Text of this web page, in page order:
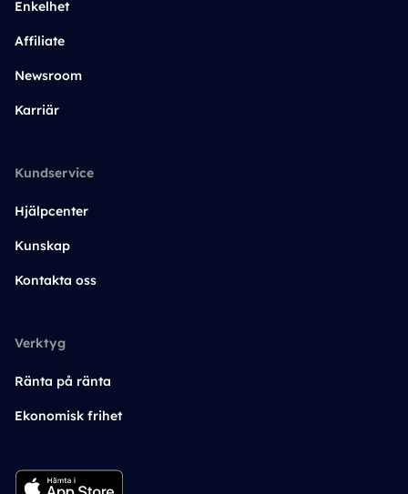
Enkelhet
Affiliate
Newsroom
Karriär
Kundservice
Hjälpcenter
Kunskap
Kontakta oss
Verktyg
Ränta på ränta
Ekonomisk frihet